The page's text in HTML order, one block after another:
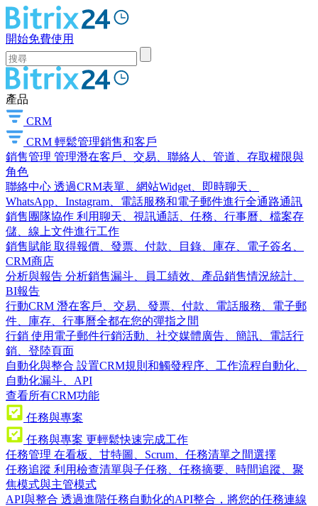
開始免費使用
產品
CRM
CRM 輕鬆管理銷售和客戶
銷售管理 管理潛在客戶、交易、聯絡人、管道、存取權限與
角色
聯絡中心 透過CRM表單、網站Widget、即時聊天、
WhatsApp、Instagram、電話服務和電子郵件進行全通路通訊
銷售團隊協作 利用聊天、視訊通話、任務、行事曆、檔案存
儲、線上文件進行工作
銷售賦能 取得報價、發票、付款、目錄、庫存、電子簽名、
CRM商店
分析與報告 分析銷售漏斗、員工績效、產品銷售情況統計、
BI報告
行動CRM 潛在客戶、交易、發票、付款、電話服務、電子郵
件、庫存、行事曆全都在您的彈指之間
行銷 使用電子郵件行銷活動、社交媒體廣告、簡訊、電話行
銷、登陸頁面
自動化與整合 設置CRM規則和觸發程序、工作流程自動化、
自動化漏斗、API
查看所有CRM功能
任務與專案
任務與專案 更輕鬆快速完成工作
任務管理 在看板、甘特圖、Scrum、任務清單之間選擇
任務追蹤 利用檢查清單與子任務、任務摘要、時間追蹤、聚
焦模式與主管模式
API與整合 透過進階任務自動化的API整合，將您的任務連線